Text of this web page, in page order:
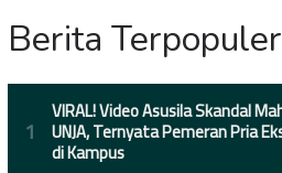
Berita Terpopuler